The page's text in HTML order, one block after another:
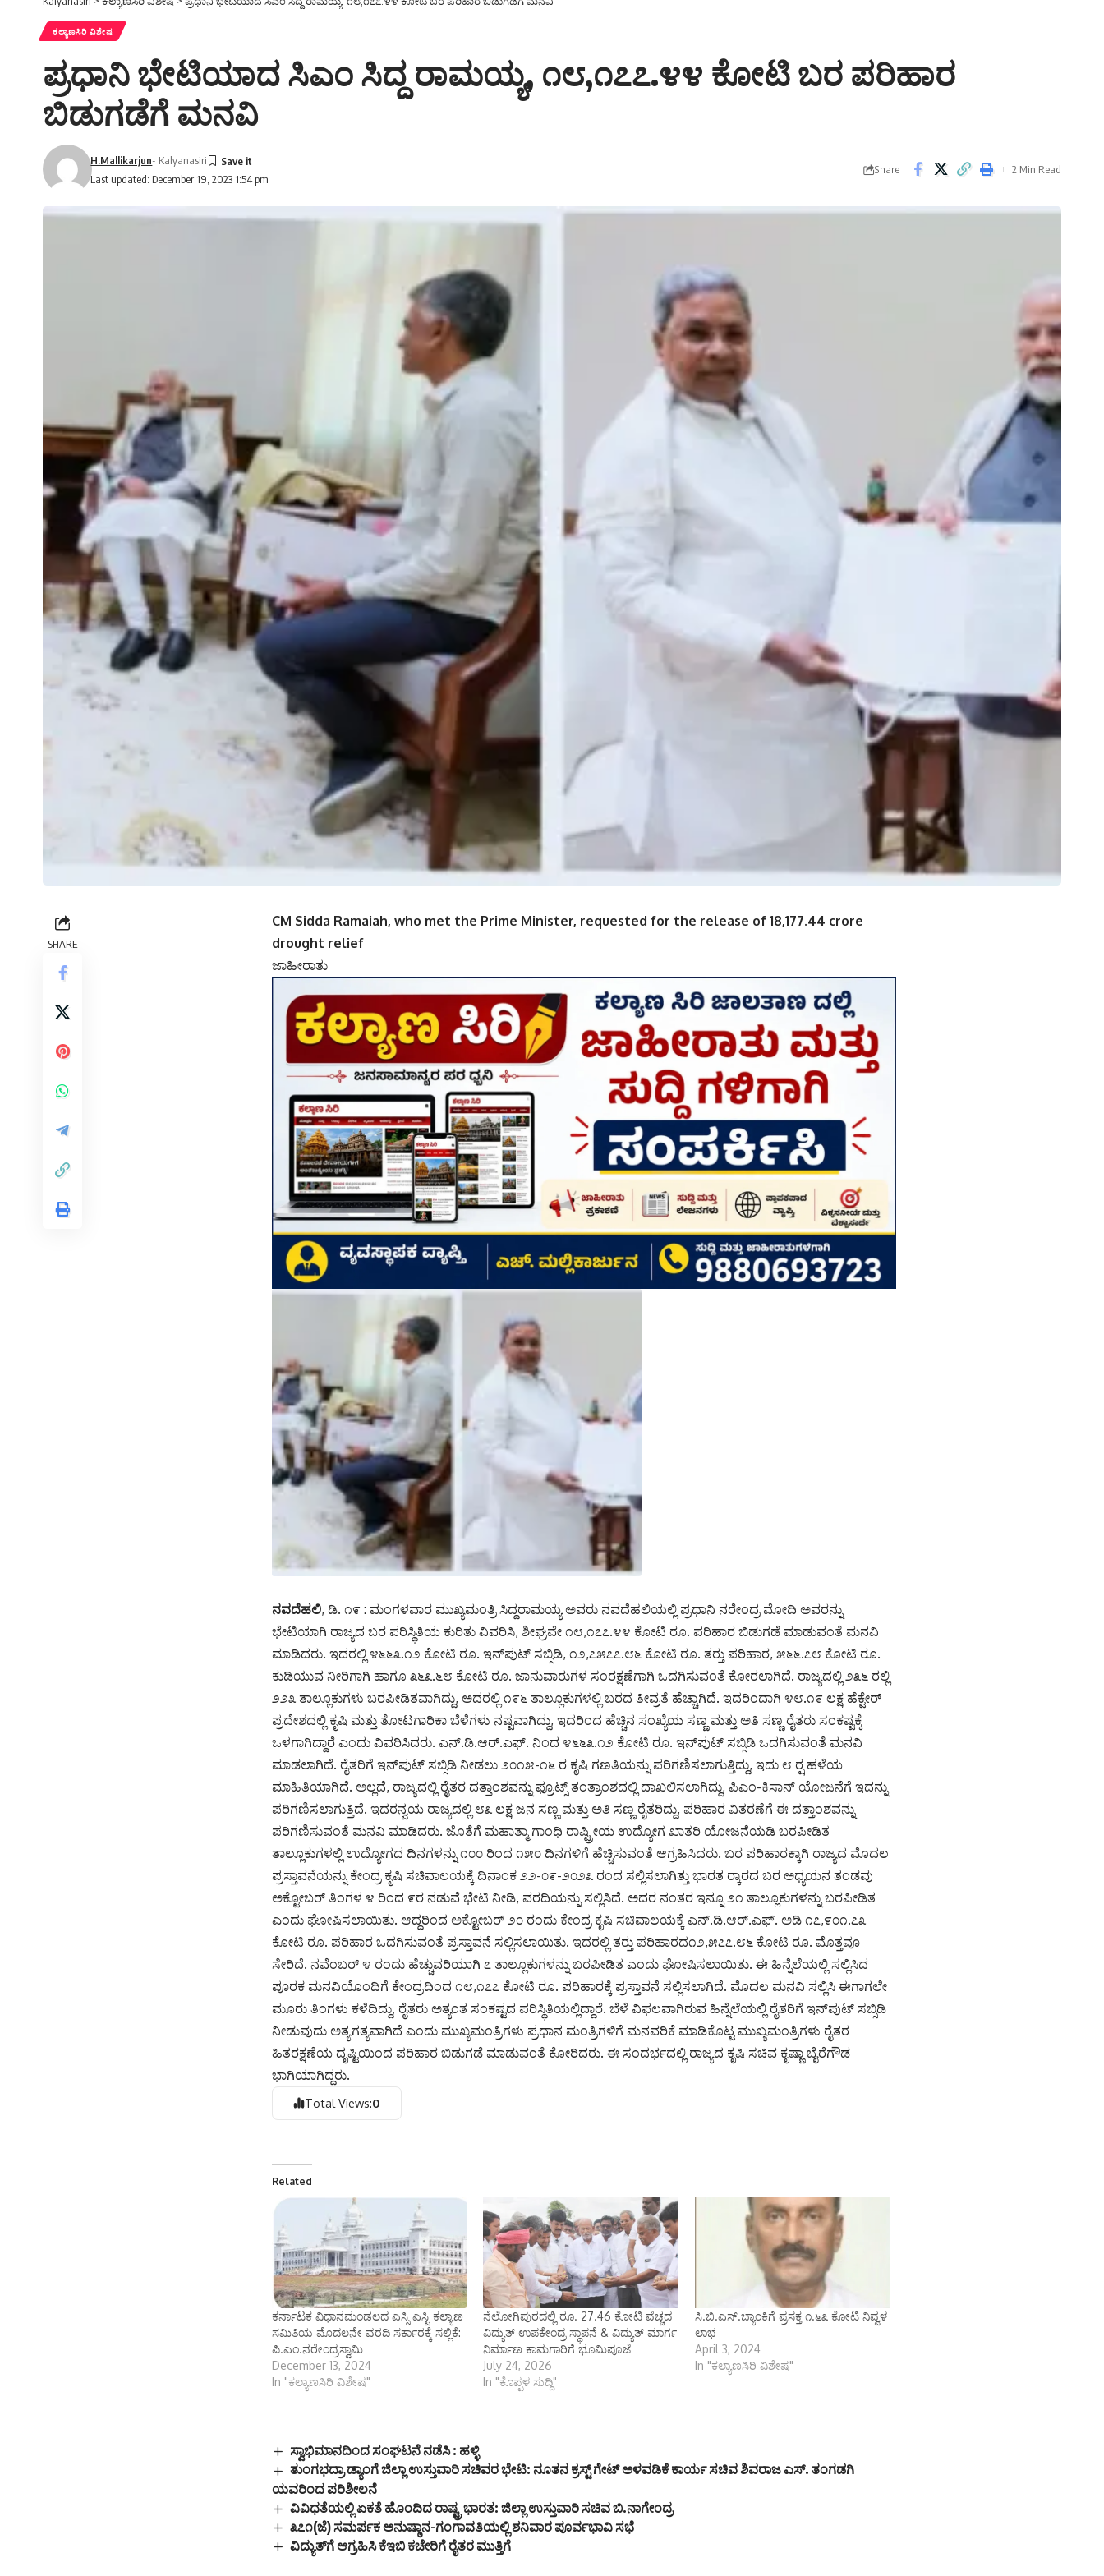
ಕಲ್ಯಾಣಸಿರಿ ವಿಶೇಷ
ಪ್ರಧಾನಿ ಭೇಟಿಯಾದ ಸಿಎಂ ಸಿದ್ದ ರಾಮಯ್ಯ, ೧೮,೧೭೭.೪೪ ಕೋಟಿ ಬರ ಪರಿಹಾರ
ಬಿಡುಗಡೆಗೆ ಮನವಿ
Last updated: December 19, 2023 1:54 pm
H.Mallikarjun- Kalyanasiri
Share 2 Min Read
SHARE
CM Sidda Ramaiah, who met the Prime Minister, requested for the release of 18,177.44 crore
drought relief
ಜಾಹೀರಾತು
ನವದೆಹಲಿ, ಡಿ. ೧೯ : ಮಂಗಳವಾರ ಮುಖ್ಯಮಂತ್ರಿ ಸಿದ್ದರಾಮಯ್ಯ ಅವರು ನವದೆಹಲಿಯಲ್ಲಿ ಪ್ರಧಾನಿ ನರೇಂದ್ರ ಮೋದಿ ಅವರನ್ನು
ಭೇಟಿಯಾಗಿ ರಾಜ್ಯದ ಬರ ಪರಿಸ್ಥಿತಿಯ ಕುರಿತು ವಿವರಿಸಿ, ಶೀಘ್ರವೇ ೧೮,೧೭೭.೪೪ ಕೋಟಿ ರೂ. ಪರಿಹಾರ ಬಿಡುಗಡೆ ಮಾಡುವಂತೆ ಮನವಿ
ಮಾಡಿದರು. ಇದರಲ್ಲಿ ೪೬೬೩.೧೨ ಕೋಟಿ ರೂ. ಇನ್‌ಪುಟ್‌ ಸಬ್ಸಿಡಿ, ೧೨,೭೫೭೭.೮೬ ಕೋಟಿ ರೂ. ತರ‍್ತು ಪರಿಹಾರ, ೫೬೬.೭೮ ಕೋಟಿ ರೂ.
ಕುಡಿಯುವ ನೀರಿಗಾಗಿ ಹಾಗೂ ೩೬೩.೬೮ ಕೋಟಿ ರೂ. ಜಾನುವಾರುಗಳ ಸಂರಕ್ಷಣೆಗಾಗಿ ಒದಗಿಸುವಂತೆ ಕೋರಲಾಗಿದೆ. ರಾಜ್ಯದಲ್ಲಿ ೨೩೬ ರಲ್ಲಿ
೨೨೩ ತಾಲ್ಲೂಕುಗಳು ಬರಪೀಡಿತವಾಗಿದ್ದು, ಅದರಲ್ಲಿ ೧೯೬ ತಾಲ್ಲೂಕುಗಳಲ್ಲಿ ಬರದ ತೀವ್ರತೆ ಹೆಚ್ಚಾಗಿದೆ. ಇದರಿಂದಾಗಿ ೪೮.೧೯ ಲಕ್ಷ ಹೆಕ್ಟೇರ್‌
ಪ್ರದೇಶದಲ್ಲಿ ಕೃಷಿ ಮತ್ತು ತೋಟಗಾರಿಕಾ ಬೆಳೆಗಳು ನಷ್ಟವಾಗಿದ್ದು, ಇದರಿಂದ ಹೆಚ್ಚಿನ ಸಂಖ್ಯೆಯ ಸಣ್ಣ ಮತ್ತು ಅತಿ ಸಣ್ಣ ರೈತರು ಸಂಕಷ್ಟಕ್ಕೆ
ಒಳಗಾಗಿದ್ದಾರೆ ಎಂದು ವಿವರಿಸಿದರು. ಎನ್‌.ಡಿ.ಆರ್‌.ಎಫ್. ನಿಂದ ೪೬೬೩.೧೨ ಕೋಟಿ ರೂ. ಇನ್‌ಪುಟ್‌ ಸಬ್ಸಿಡಿ ಒದಗಿಸುವಂತೆ ಮನವಿ
ಮಾಡಲಾಗಿದೆ. ರೈತರಿಗೆ ಇನ್‌ಪುಟ್‌ ಸಬ್ಸಿಡಿ ನೀಡಲು ೨೦೧೫-೧೬ ರ ಕೃಷಿ ಗಣತಿಯನ್ನು ಪರಿಗಣಿಸಲಾಗುತ್ತಿದ್ದು, ಇದು ೮ ರ‍್ಷ ಹಳೆಯ
ಮಾಹಿತಿಯಾಗಿದೆ. ಅಲ್ಲದೆ, ರಾಜ್ಯದಲ್ಲಿ ರೈತರ ದತ್ತಾಂಶವನ್ನು ಫ್ರೂಟ್ಸ್‌ ತಂತ್ರಾಂಶದಲ್ಲಿ ದಾಖಲಿಸಲಾಗಿದ್ದು, ಪಿಎಂ-ಕಿಸಾನ್‌ ಯೋಜನೆಗೆ ಇದನ್ನು
ಪರಿಗಣಿಸಲಾಗುತ್ತಿದೆ. ಇದರನ್ವಯ ರಾಜ್ಯದಲ್ಲಿ ೮೩ ಲಕ್ಷ ಜನ ಸಣ್ಣ ಮತ್ತು ಅತಿ ಸಣ್ಣ ರೈತರಿದ್ದು, ಪರಿಹಾರ ವಿತರಣೆಗೆ ಈ ದತ್ತಾಂಶವನ್ನು
ಪರಿಗಣಿಸುವಂತೆ ಮನವಿ ಮಾಡಿದರು. ಜೊತೆಗೆ ಮಹಾತ್ಮಾ ಗಾಂಧಿ ರಾಷ್ಟ್ರೀಯ ಉದ್ಯೋಗ ಖಾತರಿ ಯೋಜನೆಯಡಿ ಬರಪೀಡಿತ
ತಾಲ್ಲೂಕುಗಳಲ್ಲಿ ಉದ್ಯೋಗದ ದಿನಗಳನ್ನು ೧೦೦ ರಿಂದ ೧೫೦ ದಿನಗಳಿಗೆ ಹೆಚ್ಚಿಸುವಂತೆ ಆಗ್ರಹಿಸಿದರು. ಬರ ಪರಿಹಾರಕ್ಕಾಗಿ ರಾಜ್ಯದ ಮೊದಲ
ಪ್ರಸ್ತಾವನೆಯನ್ನು ಕೇಂದ್ರ ಕೃಷಿ ಸಚಿವಾಲಯಕ್ಕೆ ದಿನಾಂಕ ೨೨-೦೯-೨೦೨೩ ರಂದ ಸಲ್ಲಿಸಲಾಗಿತ್ತು ಭಾರತ ರ‍್ಕಾರದ ಬರ ಅಧ್ಯಯನ ತಂಡವು
ಅಕ್ಟೋಬರ್‌ ತಿಂಗಳ ೪ ರಿಂದ ೯ರ ನಡುವೆ ಭೇಟಿ ನೀಡಿ, ವರದಿಯನ್ನು ಸಲ್ಲಿಸಿದೆ. ಅದರ ನಂತರ ಇನ್ನೂ ೨೧ ತಾಲ್ಲೂಕುಗಳನ್ನು ಬರಪೀಡಿತ
ಎಂದು ಘೋಷಿಸಲಾಯಿತು. ಆದ್ದರಿಂದ ಅಕ್ಟೋಬರ್‌ ೨೦ ರಂದು ಕೇಂದ್ರ ಕೃಷಿ ಸಚಿವಾಲಯಕ್ಕೆ ಎನ್‌.ಡಿ.ಆರ್.ಎಫ್. ಅಡಿ ೧೭,೯೦೧.೭೩
ಕೋಟಿ ರೂ. ಪರಿಹಾರ ಒದಗಿಸುವಂತೆ ಪ್ರಸ್ತಾವನೆ ಸಲ್ಲಿಸಲಾಯಿತು. ಇದರಲ್ಲಿ ತರ‍್ತು ಪರಿಹಾರದ೧೨,೫೭೭.೮೬ ಕೋಟಿ ರೂ. ಮೊತ್ತವೂ
ಸೇರಿದೆ. ನವೆಂಬರ್‌ ೪ ರಂದು ಹೆಚ್ಚುವರಿಯಾಗಿ ೭ ತಾಲ್ಲೂಕುಗಳನ್ನು ಬರಪೀಡಿತ ಎಂದು ಘೋಷಿಸಲಾಯಿತು. ಈ ಹಿನ್ನೆಲೆಯಲ್ಲಿ ಸಲ್ಲಿಸಿದ
ಪೂರಕ ಮನವಿಯೊಂದಿಗೆ ಕೇಂದ್ರದಿಂದ ೧೮,೧೭೭ ಕೋಟಿ ರೂ. ಪರಿಹಾರಕ್ಕೆ ಪ್ರಸ್ತಾವನೆ ಸಲ್ಲಿಸಲಾಗಿದೆ. ಮೊದಲ ಮನವಿ ಸಲ್ಲಿಸಿ ಈಗಾಗಲೇ
ಮೂರು ತಿಂಗಳು ಕಳೆದಿದ್ದು, ರೈತರು ಅತ್ಯಂತ ಸಂಕಷ್ಟದ ಪರಿಸ್ಥಿತಿಯಲ್ಲಿದ್ದಾರೆ. ಬೆಳೆ ವಿಫಲವಾಗಿರುವ ಹಿನ್ನೆಲೆಯಲ್ಲಿ ರೈತರಿಗೆ ಇನ್‌ಪುಟ್‌ ಸಬ್ಸಿಡಿ
ನೀಡುವುದು ಅತ್ಯಗತ್ಯವಾಗಿದೆ ಎಂದು ಮುಖ್ಯಮಂತ್ರಿಗಳು ಪ್ರಧಾನ ಮಂತ್ರಿಗಳಿಗೆ ಮನವರಿಕೆ ಮಾಡಿಕೊಟ್ಟ ಮುಖ್ಯಮಂತ್ರಿಗಳು ರೈತರ
ಹಿತರಕ್ಷಣೆಯ ದೃಷ್ಟಿಯಿಂದ ಪರಿಹಾರ ಬಿಡುಗಡೆ ಮಾಡುವಂತೆ ಕೋರಿದರು. ಈ ಸಂದರ್ಭದಲ್ಲಿ ರಾಜ್ಯದ ಕೃಷಿ ಸಚಿವ ಕೃಷ್ಣಾ ಬೈರೆಗೌಡ
ಭಾಗಿಯಾಗಿದ್ದರು.
Total Views:0
Related
ಕರ್ನಾಟಕ ವಿಧಾನಮಂಡಲದ ಎಸ್ಸಿ ಎಸ್ಟಿ ಕಲ್ಯಾಣ
ಸಮಿತಿಯ ಮೊದಲನೇ ವರದಿ ಸರ್ಕಾರಕ್ಕೆ ಸಲ್ಲಿಕೆ:
ಪಿ.ಎಂ.ನರೇಂದ್ರಸ್ವಾಮಿ
December 13, 2024
In "ಕಲ್ಯಾಣಸಿರಿ ವಿಶೇಷ"
ನೆಲೋಗಿಪುರದಲ್ಲಿ ರೂ. 27.46 ಕೋಟಿ ವೆಚ್ಚದ
ವಿದ್ಯುತ್ ಉಪಕೇಂದ್ರ ಸ್ಥಾಪನೆ & ವಿದ್ಯುತ್ ಮಾರ್ಗ
ನಿರ್ಮಾಣ ಕಾಮಗಾರಿಗೆ ಭೂಮಿಪೂಜೆ
July 24, 2026
In "ಕೊಪ್ಪಳ ಸುದ್ದಿ"
ಸಿ.ಬಿ.ಎಸ್.ಬ್ಯಾಂಕಿಗೆ ಪ್ರಸಕ್ತ ೧.೬೩ ಕೋಟಿ ನಿವ್ವಳ
ಲಾಭ
April 3, 2024
In "ಕಲ್ಯಾಣಸಿರಿ ವಿಶೇಷ"
ಸ್ವಾಭಿಮಾನದಿಂದ ಸಂಘಟನೆ ನಡೆಸಿ : ಹಳ್ಳಿ
ತುಂಗಭದ್ರಾ ಡ್ಯಾಂಗೆ ಜಿಲ್ಲಾ ಉಸ್ತುವಾರಿ ಸಚಿವರ ಭೇಟಿ: ನೂತನ ಕ್ರಸ್ಟ್ ಗೇಟ್ ಅಳವಡಿಕೆ ಕಾರ್ಯ ಸಚಿವ ಶಿವರಾಜ ಎಸ್. ತಂಗಡಗಿ
ಯವರಿಂದ ಪರಿಶೀಲನೆ
ವಿವಿಧತೆಯಲ್ಲಿ ಏಕತೆ ಹೊಂದಿದ ರಾಷ್ಟ್ರ ಭಾರತ: ಜಿಲ್ಲಾ ಉಸ್ತುವಾರಿ ಸಚಿವ ಬಿ.ನಾಗೇಂದ್ರ
೩೭೧(ಜೆ) ಸಮರ್ಪಕ ಅನುಷ್ಠಾನ-ಗಂಗಾವತಿಯಲ್ಲಿ ಶನಿವಾರ ಪೂರ್ವಭಾವಿ ಸಭೆ
ವಿದ್ಯುತ್‌ಗೆ ಆಗ್ರಹಿಸಿ ಕೆಇಬಿ ಕಚೇರಿಗೆ ರೈತರ ಮುತ್ತಿಗೆ